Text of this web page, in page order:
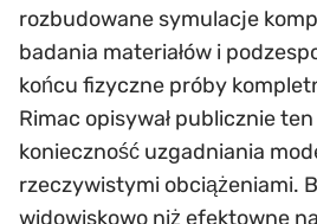
rozbudowane symulacje
badania materiałów i
końcu fizyczne próby
Rimac opisywał publicznie
konieczność uzgadniania
rzeczywistymi obciążeniami.
widowiskowo niż efektowne